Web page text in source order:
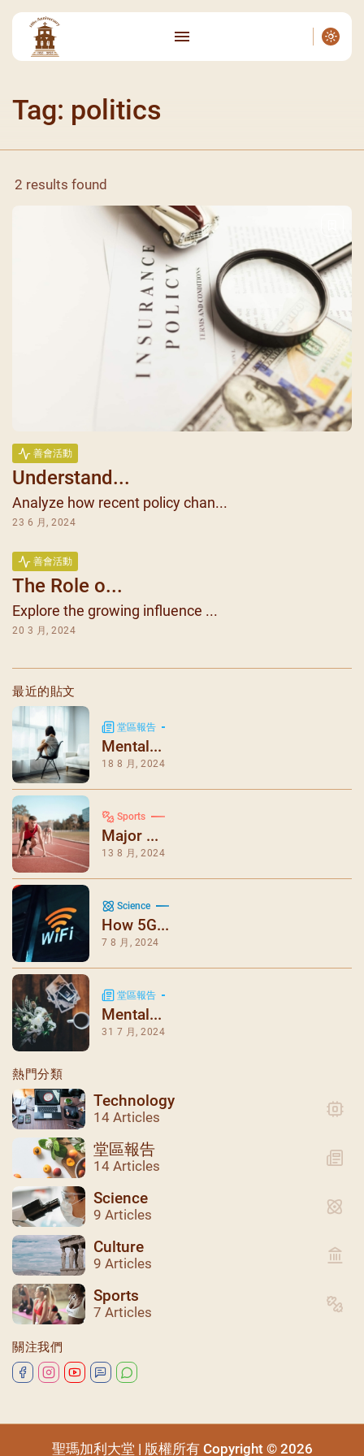
聖瑪加利大堂 | 版權所有 Copyright © 2026
Tag: politics
2 results found
善會活動
Understand...
Analyze how recent policy chan...
23 6 月, 2024
善會活動
The Role o...
Explore the growing influence ...
20 3 月, 2024
最近的貼文
堂區報告
Mental...
18 8 月, 2024
Sports
Major ...
13 8 月, 2024
Science
How 5G...
7 8 月, 2024
堂區報告
Mental...
31 7 月, 2024
熱門分類
Technology
14 Articles
堂區報告
14 Articles
Science
9 Articles
Culture
9 Articles
Sports
7 Articles
關注我們
聖瑪加利大堂 | 版權所有 Copyright © 2026